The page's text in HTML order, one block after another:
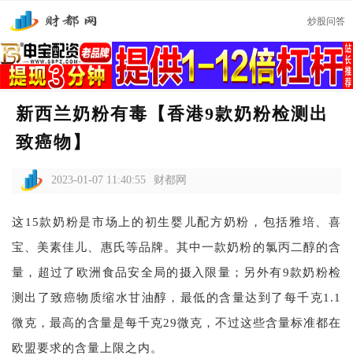
炒股问答
新西兰奶粉有毒【香港9款奶粉检测出
致癌物】
2023-01-07 11:40:55 财都网
这15款奶粉是市场上的初生婴儿配方奶粉，包括雅培、喜
宝、美素佳儿、惠氏等品牌。其中一款奶粉的氯丙二醇的含
量，超过了欧洲食品安全局的摄入限量；另外有9款奶粉检
测出了致癌物质缩水甘油醇，最低的含量达到了每千克1.1
微克，最高的含量是每千克29微克，不过这些含量标准都在
欧盟要求的含量上限之内。